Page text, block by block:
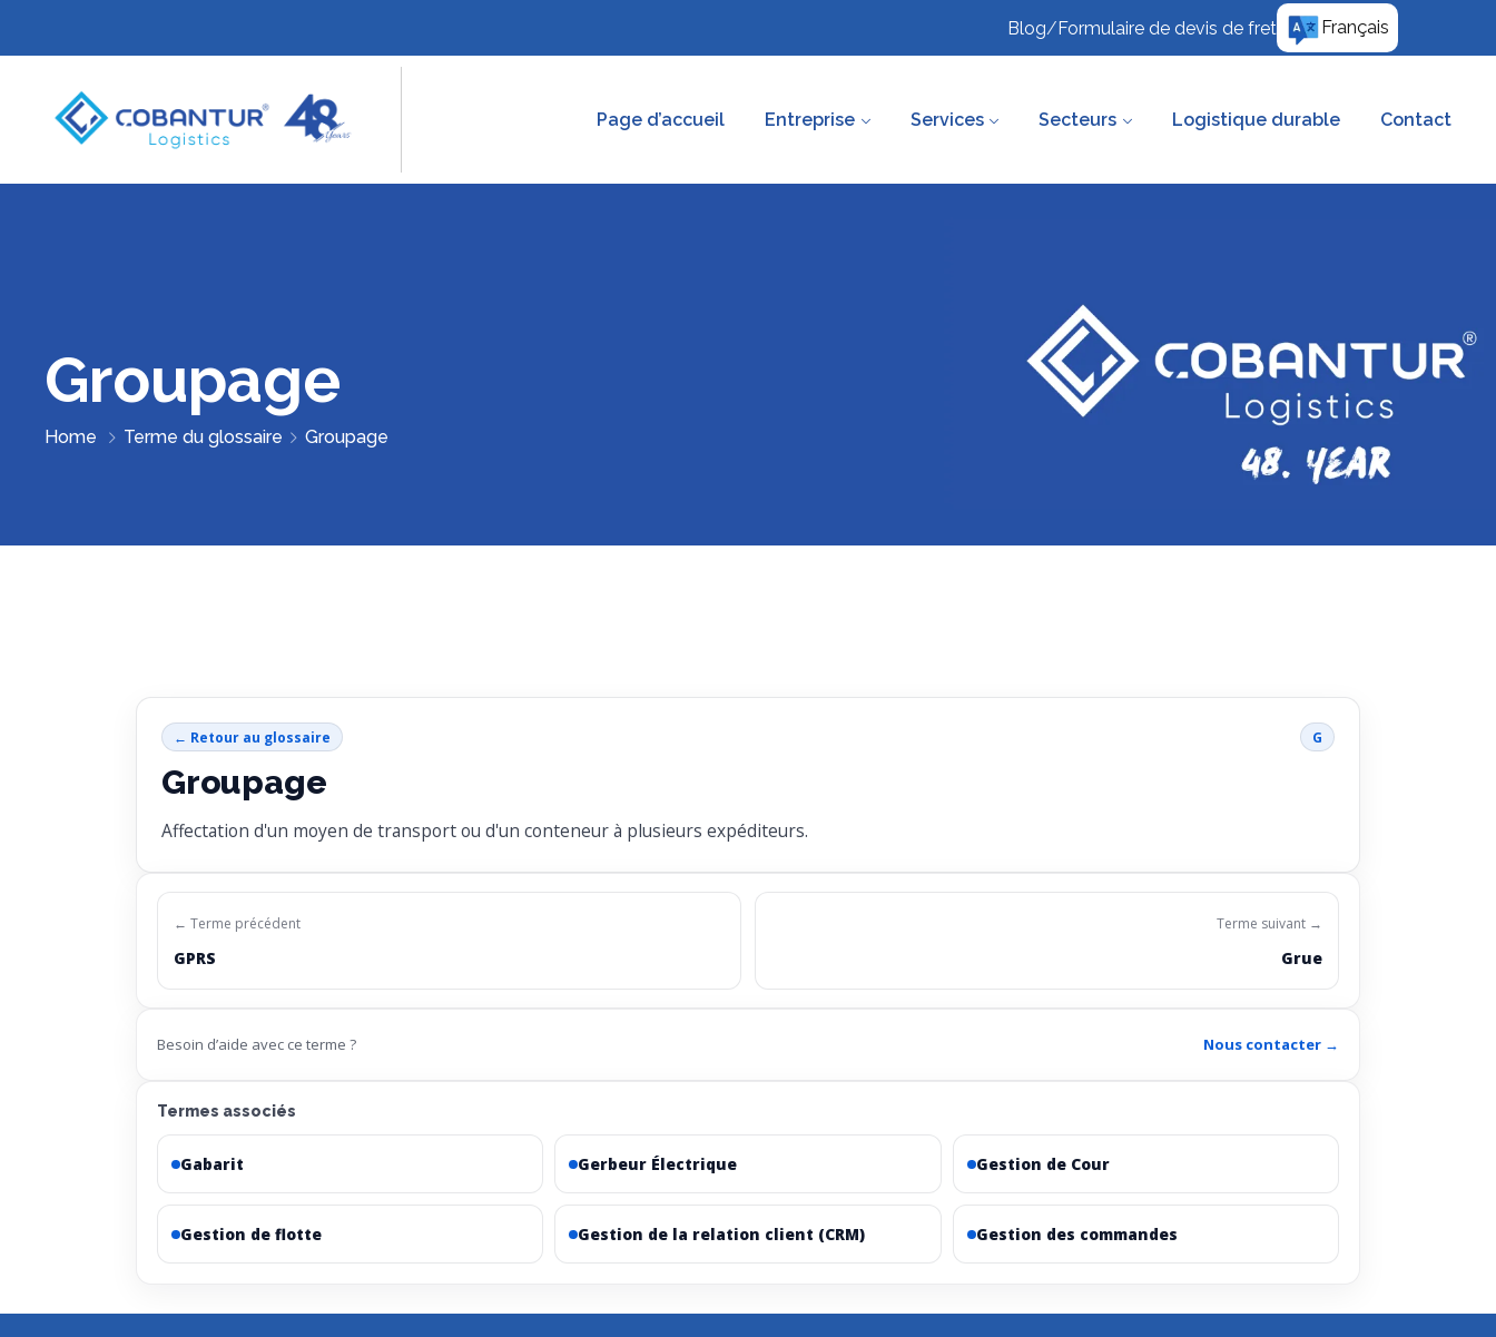
Blog/Formulaire de devis de fret Français
Page d’accueil Entreprise Services Secteurs Logistique durable Contact
Groupage
Home Terme du glossaire Groupage
← Retour au glossaire G
Groupage
Affectation d'un moyen de transport ou d'un conteneur à plusieurs expéditeurs.
← Terme précédent
GPRS
Terme suivant →
Grue
Besoin d’aide avec ce terme ? Nous contacter →
Termes associés
Gabarit Gerbeur Électrique Gestion de Cour
Gestion de flotte Gestion de la relation client (CRM) Gestion des commandes